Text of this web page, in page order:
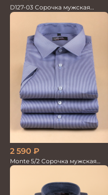
D127-03 Сорочка мужская
голубая в невид.полоску
2 590 ₽
Monte 5/2 Сорочка мужская
кор.рукав